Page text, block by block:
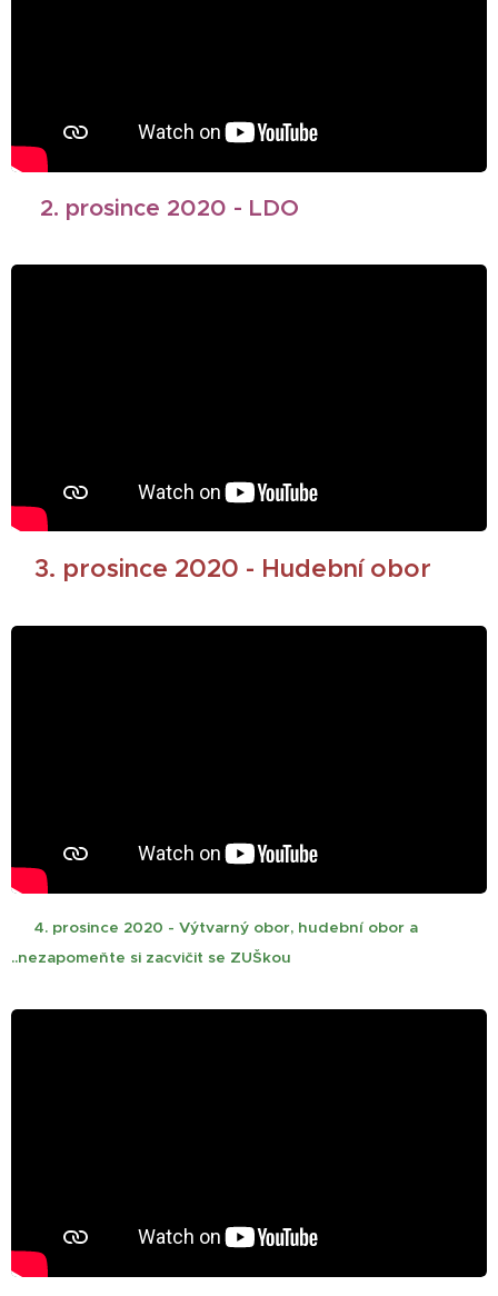
2. prosince 2020 - LDO
3. prosince 2020 - Hudební obor
4. prosince 2020 - Výtvarný obor, hudební obor a
..nezapomeňte si zacvičit se ZUŠkou